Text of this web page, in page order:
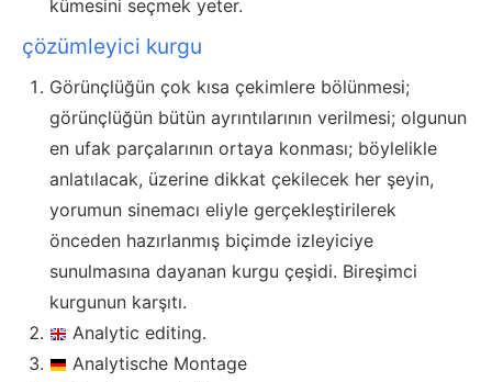
kümesini seçmek yeter.
çözümleyici kurgu
Görünçlüğün çok kısa çekimlere bölünmesi;
görünçlüğün bütün ayrıntılarının verilmesi; olgunun
en ufak parçalarının ortaya konması; böylelikle
anlatılacak, üzerine dikkat çekilecek her şeyin,
yorumun sinemacı eliyle gerçekleştirilerek
önceden hazırlanmış biçimde izleyiciye
sunulmasına dayanan kurgu çeşidi. Bireşimci
kurgunun karşıtı.
Analytic editing.
Analytische Montage